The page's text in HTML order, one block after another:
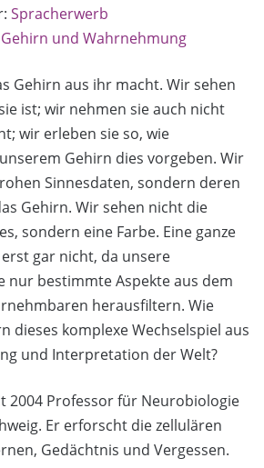
Spracherwerb
Gehirn und Wahrnehmung
Gehirn aus ihr macht. Wir sehen
ist; wir nehmen sie auch nicht
wir erleben sie so, wie
Gehirn dies vorgeben. Wir
Sinnesdaten, sondern deren
Gehirn. Wir sehen nicht die
sondern eine Farbe. Eine ganze
gar nicht, da unsere
nur bestimmte Aspekte aus dem
herausfiltern. Wie
dieses komplexe Wechselspiel aus
und Interpretation der Welt?
2004 Professor für Neurobiologie
Er erforscht die zellulären
Gedächtnis und Vergessen.